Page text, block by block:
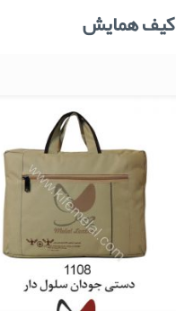
کیف همایش